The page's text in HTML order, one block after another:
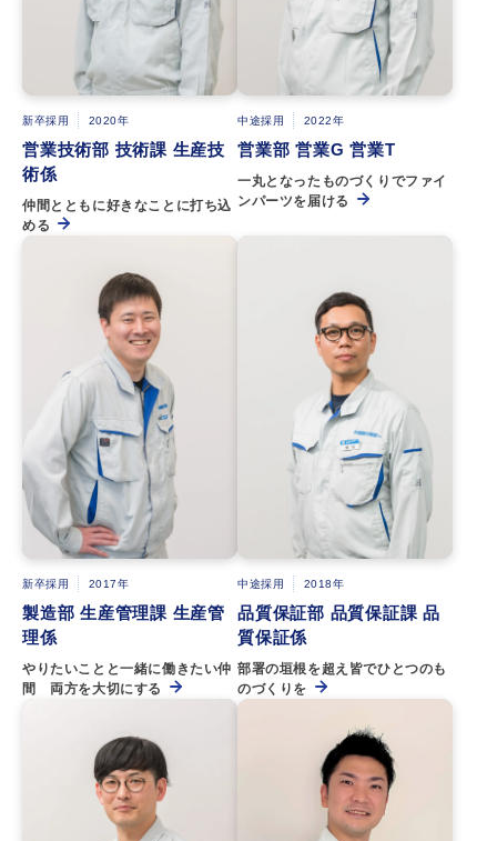
新卒採用 2020年
営業技術部 技術課 生産技
術係
仲間とともに好きなことに打ち込
める
中途採用 2022年
営業部 営業G 営業T
一丸となったものづくりでファイ
ンパーツを届ける
新卒採用 2017年
製造部 生産管理課 生産管
理係
やりたいことと一緒に働きたい仲
間 両方を大切にする
中途採用 2018年
品質保証部 品質保証課 品
質保証係
部署の垣根を超え皆でひとつのも
のづくりを